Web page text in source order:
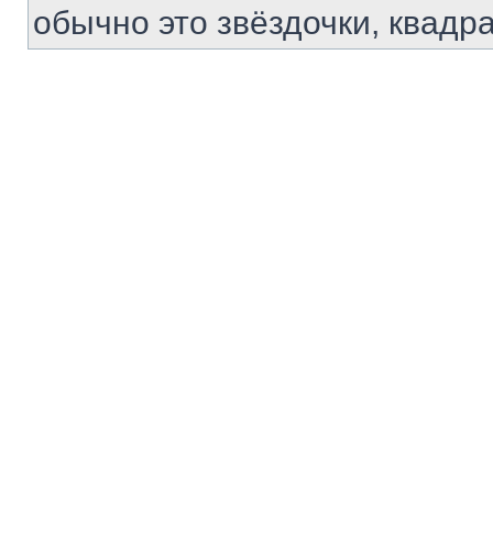
обычно это звёздочки,